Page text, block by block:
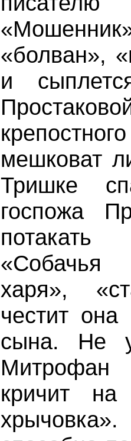
«болван»,
и
мешковат
Тришке
госпожа
«Собачья
харя»,
честит она
сына. Не
Митрофан
кричит на